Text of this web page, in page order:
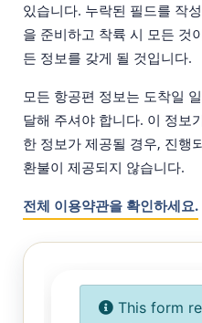
있습니다. 누락된 필드를 작
을 준비하고 착륙 시 모든 것
든 정보를 갖게 될 것입니다.
모든 항공편 정보는 도착일
달해 주셔야 합니다. 이 정보
한 정보가 제공될 경우, 진행
환불이 제공되지 않습니다.
전체 이용약관을 확인하세요.